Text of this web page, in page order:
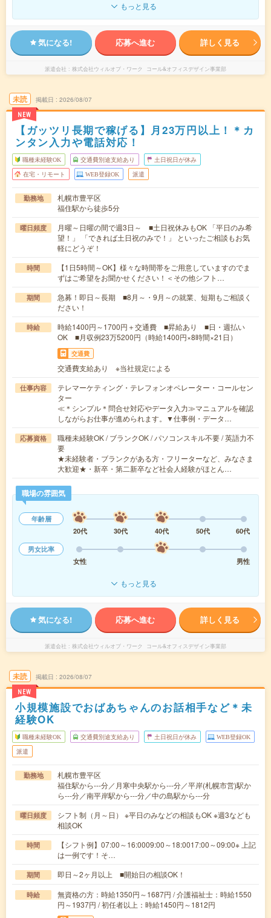
もっと見る
気になる! 応募へ進む 詳しく見る
派遣会社 株式会社ウィルオブ・ワーク コール&オフィスデザイン事業部
未読
NEW
掲載日 2026/08/07
【ガッツリ長期で稼げる】月23万円以上！＊カ
ンタン入力や電話対応！
職種未経験OK 交通費別途支給あり 土日祝日が休み
在宅・リモート WEB登録OK 派遣
勤務地
札幌市豊平区
福住駅から徒歩5分
曜日頻度
月曜～日曜の間で週3日～ ■土日祝休みもOK 「平日のみ希
望！」 「できれば土日祝のみで！」 といったご相談もお気
軽にどうぞ！
時間
【1日5時間～OK】様々な時間帯をご用意していますのでま
ずはご希望をお聞かせください！＜その他シフト…
期間
急募！即日～長期 ■8月～・9月～の就業、短期もご相談く
ださい！
時給
時給1400円～1700円＋交通費 ■昇給あり ■日・週払い
OK ■月収例23万5200円（時給1400円×8時間×21日）
交通費
交通費支給あり ※当社規定による
仕事内容
テレマーケティング・テレフォンオペレーター・コールセン
ター
≪＊シンプル＊問合せ対応やデータ入力≫マニュアルを確認
しながらお仕事が進められます。▼仕事例・データ…
応募資格
職種未経験OK / ブランクOK / パソコンスキル不要 / 英語力不
要
★未経験者・ブランクがある方・フリーターなど、みなさま
大歓迎★・新卒・第二新卒など社会人経験がほとん…
職場の雰囲気
年齢層
20代
30代 40代 50代
60代
男女比率
女性
男性
もっと見る
気になる! 応募へ進む 詳しく見る
派遣会社 株式会社ウィルオブ・ワーク コール&オフィスデザイン事業部
未読
NEW
掲載日 2026/08/07
小規模施設でおばあちゃんのお話相手など＊未
経験OK
職種未経験OK 交通費別途支給あり 土日祝日が休み WEB登録OK
派遣
勤務地
札幌市豊平区
福住駅から---分／月寒中央駅から---分／平岸(札幌市営)駅か
ら---分／南平岸駅から---分／中の島駅から---分
曜日頻度
シフト制（月～日） ※平日のみなどの相談もOK ※週3なども
相談OK
時間
【シフト例】07:00～16:0009:00～18:0017:00～09:00※ 上記
は一例です！そ…
期間 即日～2ヶ月以上 ■開始日の相談OK！
時給
無資格の方：時給1350円～1687円 / 介護福祉士：時給1550
円～1937円 / 初任者以上：時給1450円～1812円